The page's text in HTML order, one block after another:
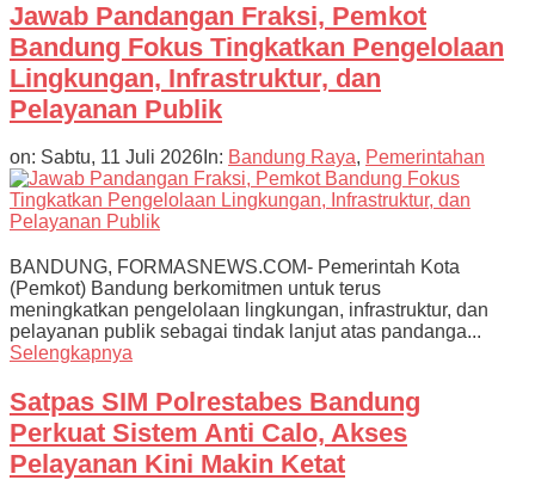
Jawab Pandangan Fraksi, Pemkot
Bandung Fokus Tingkatkan Pengelolaan
Lingkungan, Infrastruktur, dan
Pelayanan Publik
on: Sabtu, 11 Juli 2026 In: Bandung Raya, Pemerintahan
BANDUNG, FORMASNEWS.COM- Pemerintah Kota
(Pemkot) Bandung berkomitmen untuk terus
meningkatkan pengelolaan lingkungan, infrastruktur, dan
pelayanan publik sebagai tindak lanjut atas pandanga...
Selengkapnya
Satpas SIM Polrestabes Bandung
Perkuat Sistem Anti Calo, Akses
Pelayanan Kini Makin Ketat